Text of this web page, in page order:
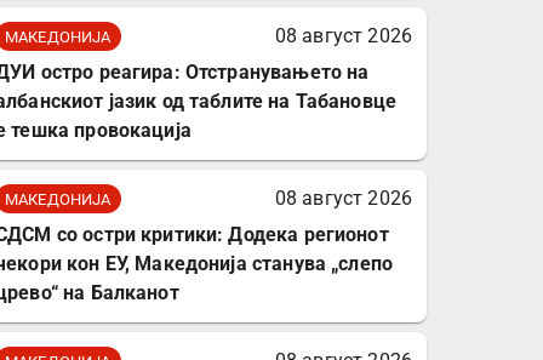
МАКЕДОНИЈА
08 август 2026
остро реагира: Отстранувањето на
јазик од таблите на Табановце
тешка провокација
МАКЕДОНИЈА
08 август 2026
со остри критики: Додека регионот
кон ЕУ, Македонија станува „слепо
на Балканот